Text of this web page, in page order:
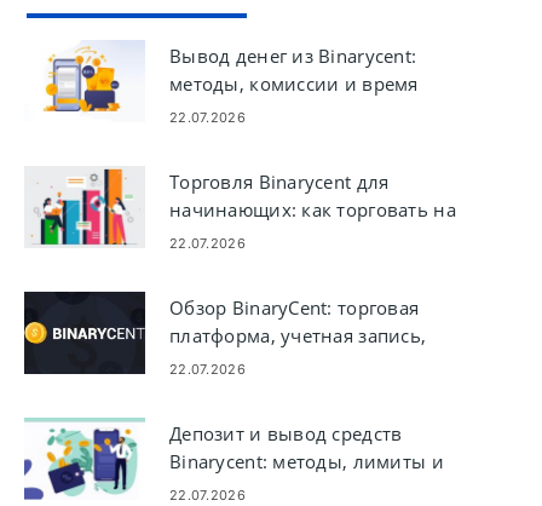
Вывод денег из Binarycent:
методы, комиссии и время
обработки
22.07.2026
Торговля Binarycent для
начинающих: как торговать на
платформе
22.07.2026
Обзор BinaryCent: торговая
платформа, учетная запись,
комиссии и безопасность
22.07.2026
Депозит и вывод средств
Binarycent: методы, лимиты и
время обработки
22.07.2026